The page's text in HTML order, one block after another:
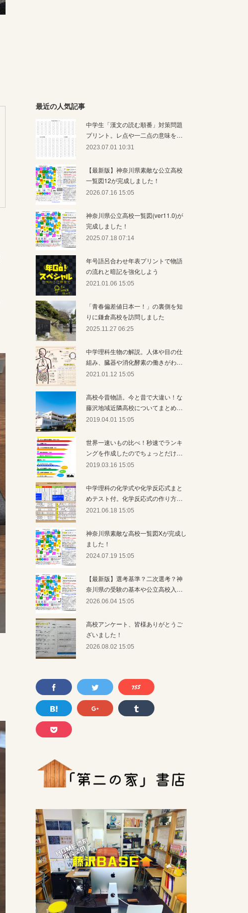
最近の人気記事
中学生「漢文の読む順番」対策問題
プリント。レ点や一二点の意味を…
2023.07.01 10:31
【最新版】神奈川県素敵な公立高校
一覧図12が完成しました！
2026.07.16 15:05
神奈川県公立高校一覧図(ver11.0)が
完成しました！
2025.07.18 07:14
年号語呂合わせ年表プリントで物語
の流れと暗記を強化しよう
2021.01.06 15:05
「青春偏差値日本一！」の裏側を知
りに鎌倉高校を訪問しました
2025.11.27 06:25
中学理科生物の解説。人体や目の仕
組み、臓器や消化酵素の働きがわ…
2021.01.12 15:05
高校今昔物語。今と昔で大違い！な
藤沢地域近隣高校についてまとめ…
2019.04.01 15:05
世界一速いもの比べ！秒速でランキ
ングを作成したのでちょっとだけ…
2019.03.16 15:05
中学理科の化学式や化学反応式まと
めテスト付。化学反応式の作り方…
2021.06.18 15:05
神奈川県素敵な高校一覧図Xが完成し
ました！
2024.07.19 15:05
【最新版】選考基準？二次選考？神
奈川県の受験の基本や公立高校入…
2026.06.04 15:05
高校アンケート、皆様ありがとうご
ざいました！
2026.08.02 15:05